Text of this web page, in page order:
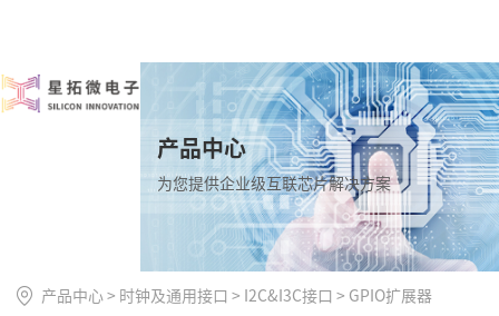
产品中心
为您提供企业级互联芯片解决方案
产品中心 > 时钟及通用接口 > I2C&I3C接口 > GPIO扩展器